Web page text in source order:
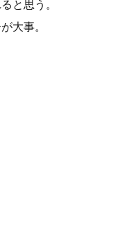
と思う。
大事。